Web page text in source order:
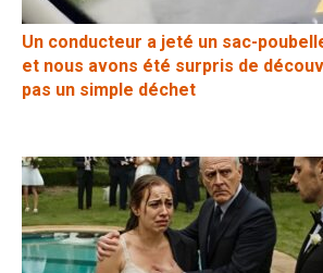
Un conducteur a jeté un sac-
et nous avons été surpris de
pas un simple déchet